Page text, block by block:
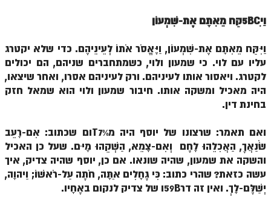
ספר הזוהר הקדוש כי תשא השקפה
ספר הזוהר הקדוש כי תשא מתקדמים
ספר הזוהר הקדוש ויקהל השקפה
ספר הזוהר הקדוש פיקודי מתחילים
ספר הזוהר הקדוש פיקודי מתקדמים
ספר הזוהר – ויקרא
וַי5BCִקַּח מֵאִתָּם אֶת-שִׁמְעוֹן
וַיִּקַּח מֵאִתָּם אֶת-שִׁמְעוֹן, וַיֶּאֱסֹר אֹתוֹ לְעֵינֵיהֶם. כדי שלא יקטרג
עליו עם לוי. כי שמעון ולוי, כשמתחברים שניהם, הם יכולים
לקטרג. ויאסור אותו לעיניהם. ורק לעיניהם אסרו, ואחר שיצאו,
היה מאכיל ומשקה אותו. חיבור שמעון ולוי הוא שמאל חזק
בחינת דין.
ואם תאמר: שרצונו של יוסף היה מ%T7ום שכתוב: אִם-רָעֵב
שֹׂנַאֲךָ, הַאֲכִלֵהוּ לָחֶם וְאִם-צָמֵא, הַשְׁקֵהוּ מָיִם. שעל כן האכיל
והשקה את שמעון, שהיה שונאו. אם כן, יוסף שהיה צדיק, איך
עשה כזאת? שהרי כתוב: כִּי גֶחָלִים אַתָּה, חֹתֶה עַל-רֹאשׁוֹ; וַיהוָה,
יְשַׁלֶּם-לָךְ. ואין זה דר59Bו של צדיק לנקום באֶחָיו.